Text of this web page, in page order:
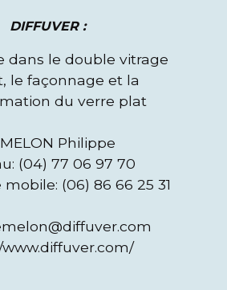
DIFFUVER :
dans le double vitrage
le façonnage et la
du verre plat
Philippe
(04) 77 06 97 70
(06) 86 66 25 31